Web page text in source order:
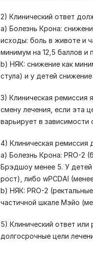
2) Клинический ответ
а) Болезнь Крона:
исходы: боль в животе и
минимум на 12,5 баллов и
b) НЯК: снижение как
стула) и у детей
3) Клиническая ремиссия
смену лечения, если эта
варьирует в
4) Клиническая ремиссия
а) Болезнь Крона: PRO-2
Брэдшоу менее 5. У детей
рост), либо wPCDAI
b) НЯК: PRO-2
частичной шкале Мэйо
5) Клинический ответ
долгосрочные цели